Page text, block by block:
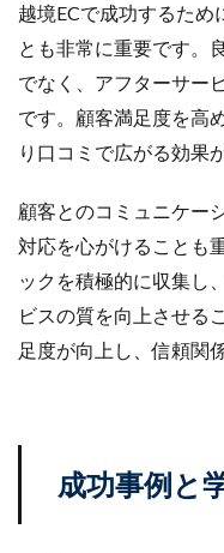
越境ECで成功するため
とも非常に重要です。
でなく、アフターサー
です。顧客満足度を高
り口コミで広がる効果
顧客とのコミュニケー
対応を心がけることも
ックを積極的に収集し
ビスの質を向上させる
足度が向上し、信頼関
成功事例と